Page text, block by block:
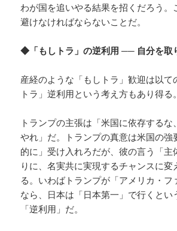
わが国を追いやる結果を招くだろう。
避けなければならないことだ。
◆「もしトラ」の逆利用 ── 自分を取
産経のような「もしトラ」歓迎は以て
トラ」逆利用という考え方もあり得る。
トランプの主張は「米国に依存するな
やれ」だ。トランプの真意は米国の強
的に」受け入れろだが、彼の言う「主
りに、名実共に実現するチャンスに変
る。いわばトランプが「アメリカ・フ
なら、日本は「日本第一」で行くとい
「逆利用」だ。